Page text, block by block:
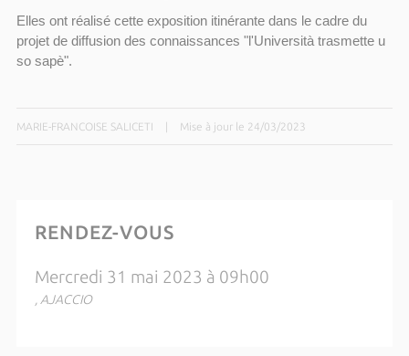
Elles ont réalisé cette exposition itinérante dans le cadre du
projet de diffusion des connaissances "l'Università trasmette u
so sapè".
MARIE-FRANCOISE SALICETI Mise à jour le 24/03/2023
RENDEZ-VOUS
Mercredi 31 mai 2023 à 09h00
, AJACCIO